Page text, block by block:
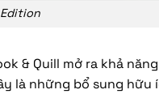
& Quill mở ra khả
là những bổ sung hữu